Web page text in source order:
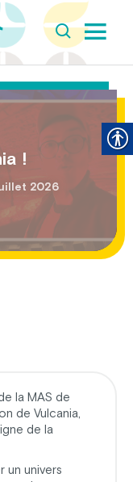
!
2026
la MAS de
de Vulcania,
de la
un univers